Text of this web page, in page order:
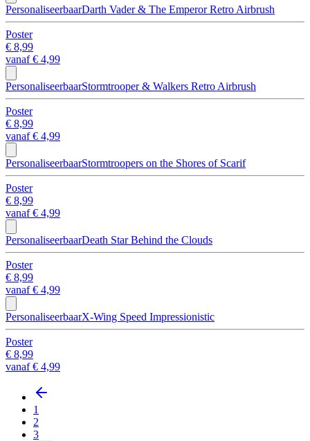
PersonaliseerbaarDarth Vader & The Emperor Retro Airbrush
Poster
€ 8,99
vanaf€ 4,99
PersonaliseerbaarStormtrooper & Walkers Retro Airbrush
Poster
€ 8,99
vanaf€ 4,99
PersonaliseerbaarStormtroopers on the Shores of Scarif
Poster
€ 8,99
vanaf€ 4,99
PersonaliseerbaarDeath Star Behind the Clouds
Poster
€ 8,99
vanaf€ 4,99
PersonaliseerbaarX-Wing Speed Impressionistic
Poster
€ 8,99
vanaf€ 4,99
1
2
3